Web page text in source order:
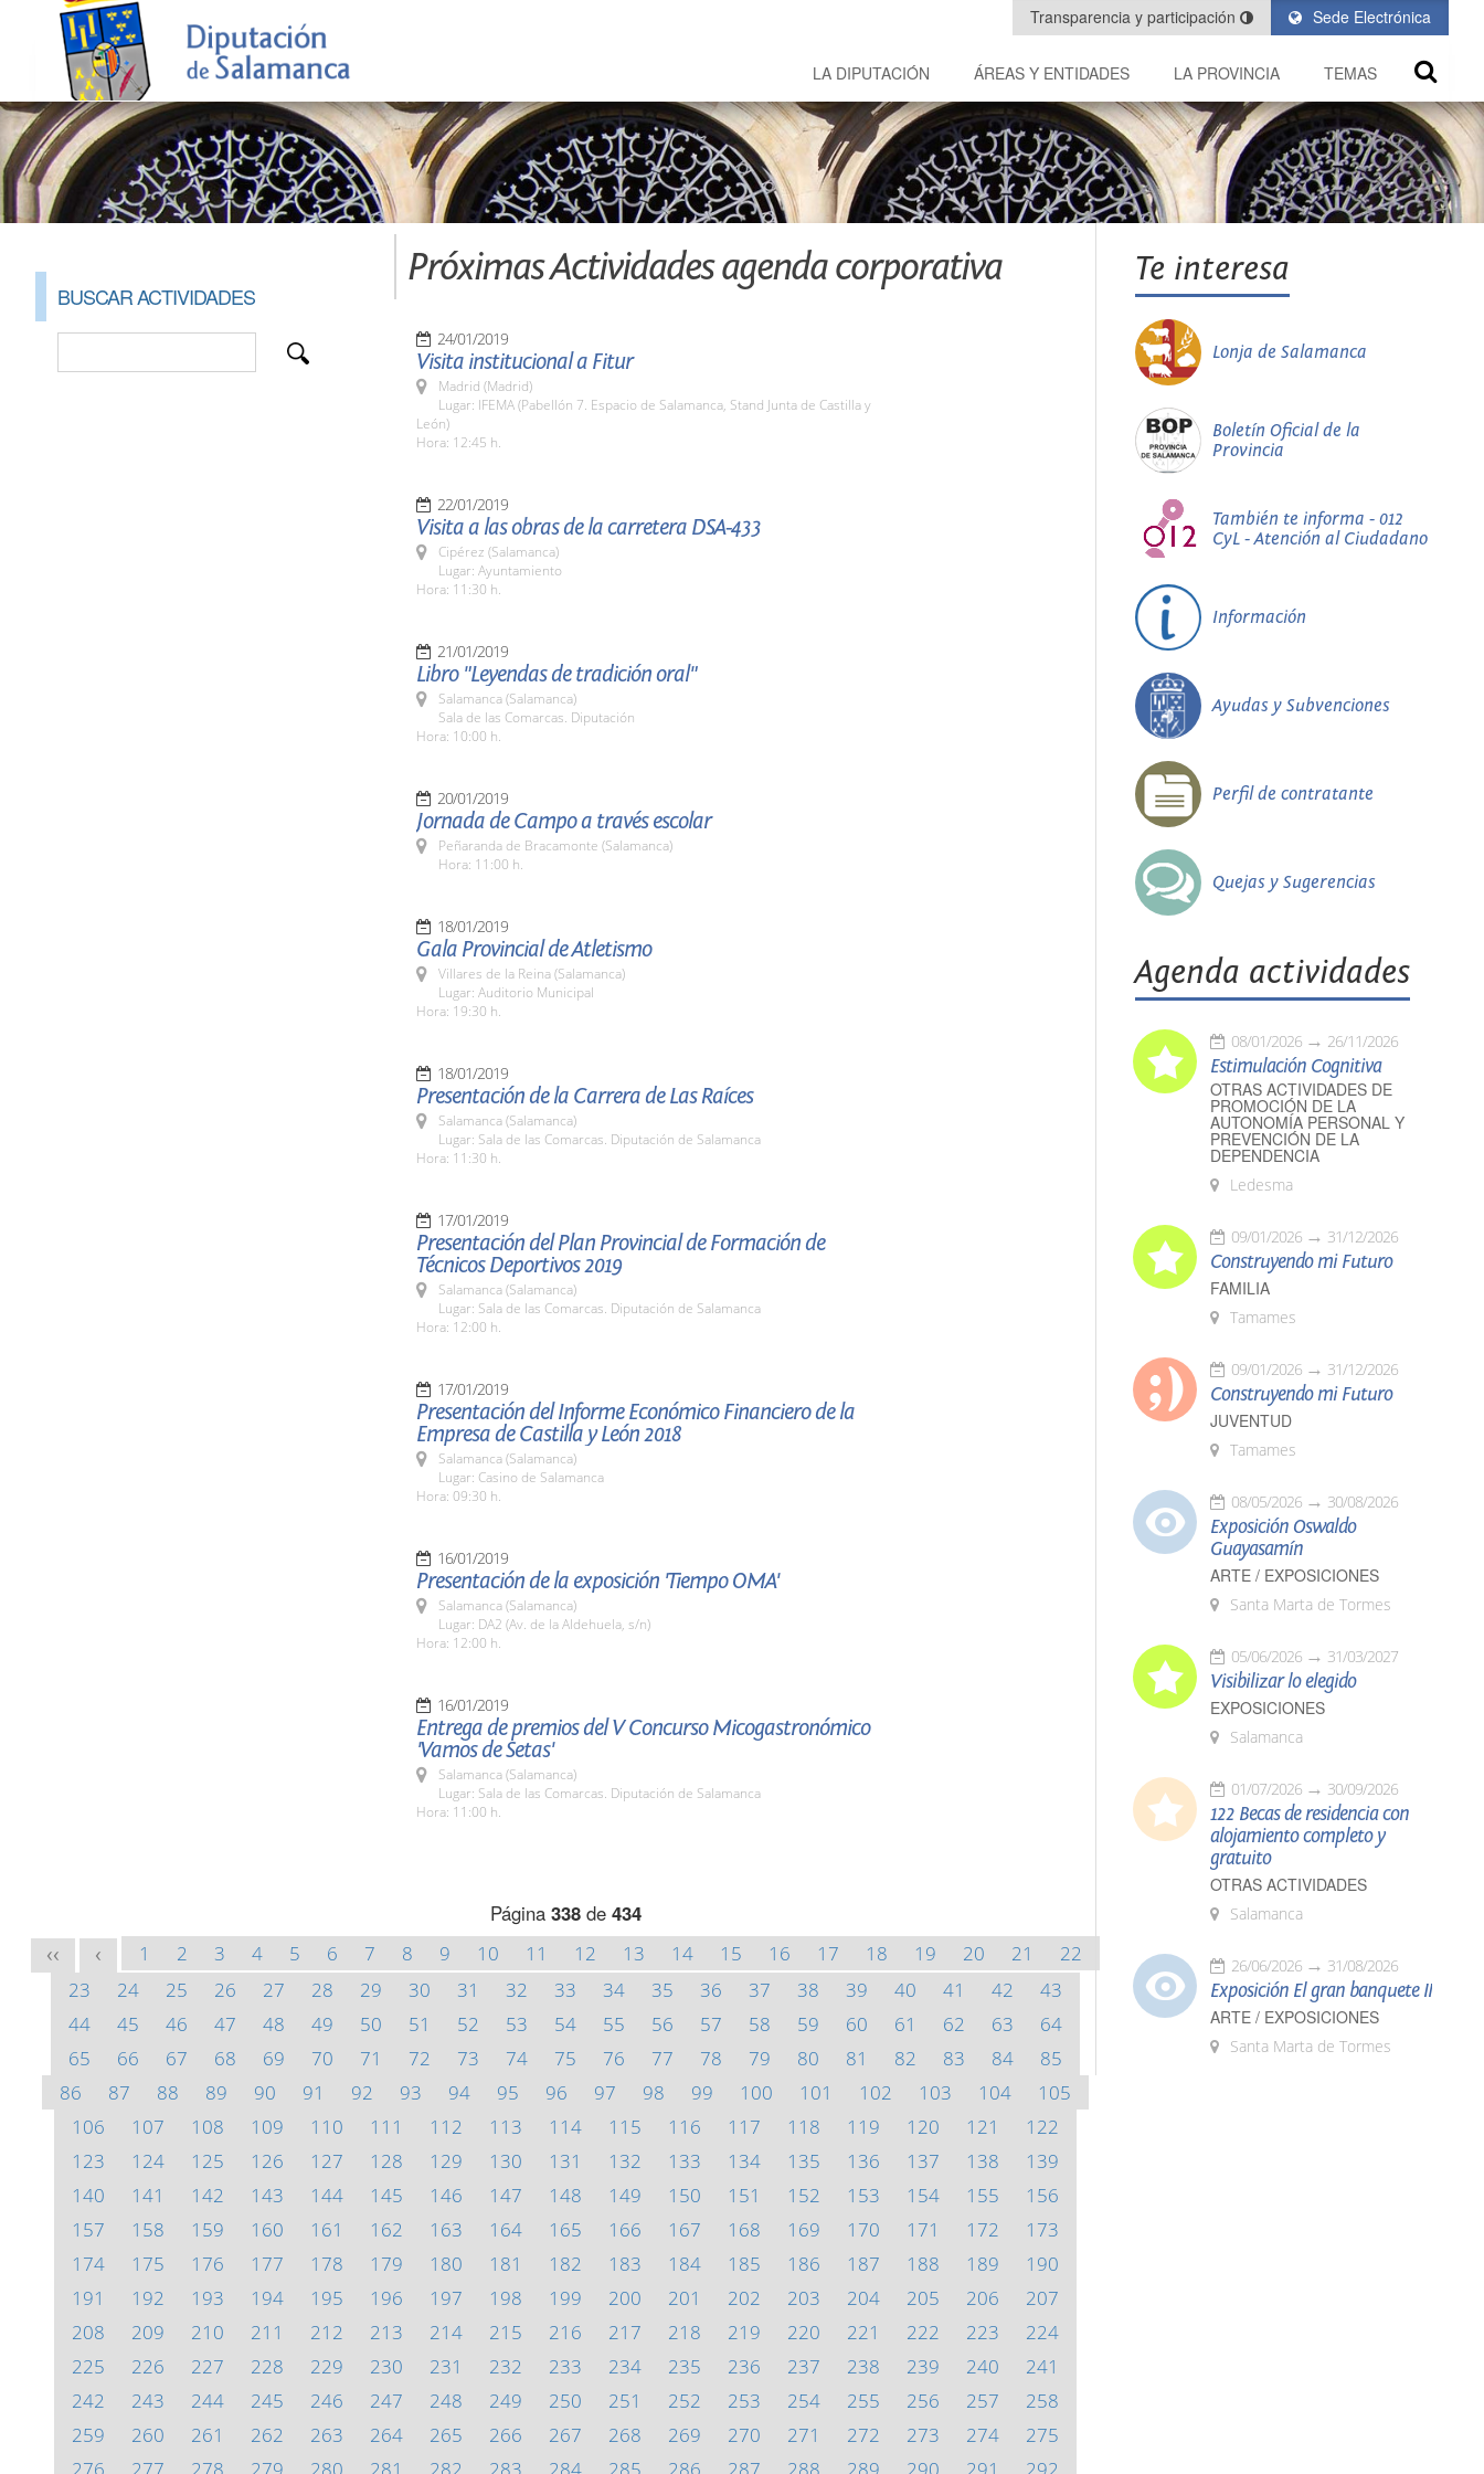
Sede Electrónica
Transparencia y participación
LA DIPUTACIÓN ÁREAS Y ENTIDADES LA PROVINCIA TEMAS
BUSCAR ACTIVIDADES
Próximas Actividades agenda corporativa
24/01/2019
Visita institucional a Fitur
Madrid (Madrid)
Lugar: IFEMA (Pabellón 7. Espacio de Salamanca, Stand Junta de Castilla y
León)
Hora: 12:45 h.
22/01/2019
Visita a las obras de la carretera DSA-433
Cipérez (Salamanca)
Lugar: Ayuntamiento
Hora: 11:30 h.
21/01/2019
Libro "Leyendas de tradición oral"
Salamanca (Salamanca)
Sala de las Comarcas. Diputación
Hora: 10:00 h.
20/01/2019
Jornada de Campo a través escolar
Peñaranda de Bracamonte (Salamanca)
Hora: 11:00 h.
18/01/2019
Gala Provincial de Atletismo
Villares de la Reina (Salamanca)
Lugar: Auditorio Municipal
Hora: 19:30 h.
18/01/2019
Presentación de la Carrera de Las Raíces
Salamanca (Salamanca)
Lugar: Sala de las Comarcas. Diputación de Salamanca
Hora: 11:30 h.
17/01/2019
Presentación del Plan Provincial de Formación de
Técnicos Deportivos 2019
Salamanca (Salamanca)
Lugar: Sala de las Comarcas. Diputación de Salamanca
Hora: 12:00 h.
17/01/2019
Presentación del Informe Económico Financiero de la
Empresa de Castilla y León 2018
Salamanca (Salamanca)
Lugar: Casino de Salamanca
Hora: 09:30 h.
16/01/2019
Presentación de la exposición 'Tiempo OMA'
Salamanca (Salamanca)
Lugar: DA2 (Av. de la Aldehuela, s/n)
Hora: 12:00 h.
16/01/2019
Entrega de premios del V Concurso Micogastronómico
'Vamos de Setas'
Salamanca (Salamanca)
Lugar: Sala de las Comarcas. Diputación de Salamanca
Hora: 11:00 h.
Página 338de 434
<< < 1 2 3 4 5 6 7 8 9 10 11 12 13 14 15 16 17 18 19 20 21
22
23
24 25 26 27 28 29 30 31 32 33 34 35 36 37 38 39 40 41 42
43
44
45 46 47 48 49 50 51 52 53 54 55 56 57 58 59 60 61 62 63
64
65
66 67 68 69 70 71 72 73 74 75 76 77 78 79 80 81 82 83 84
85
86
87 88 89 90 91 92 93 94 95 96 97 98 99 100 101 102 103 104
105
106
107 108 109 110 111 112 113 114 115 116 117 118 119 120 121
122
123
124 125 126 127 128 129 130 131 132 133 134 135 136 137 138
139
140
141 142 143 144 145 146 147 148 149 150 151 152 153 154 155
156
157
158 159 160 161 162 163 164 165 166 167 168 169 170 171 172
173
174
175 176 177 178 179 180 181 182 183 184 185 186 187 188 189
190
191
192 193 194 195 196 197 198 199 200 201 202 203 204 205 206
207
208
209 210 211 212 213 214 215 216 217 218 219 220 221 222 223
224
225
226 227 228 229 230 231 232 233 234 235 236 237 238 239 240
241
242
243 244 245 246 247 248 249 250 251 252 253 254 255 256 257
258
259
260 261 262 263 264 265 266 267 268 269 270 271 272 273 274
275
Te interesa
Lonja de Salamanca
Boletín Oficial de la
Provincia
También te informa - 012
CyL - Atención al Ciudadano
Información
Ayudas y Subvenciones
Perfil de contratante
Quejas y Sugerencias
Agenda actividades
08/01/2026 26/11/2026
Estimulación Cognitiva
OTRAS ACTIVIDADES DE
PROMOCIÓN DE LA
AUTONOMÍA PERSONAL Y
PREVENCIÓN DE LA
DEPENDENCIA
Ledesma
09/01/2026 31/12/2026
Construyendo mi Futuro
FAMILIA
Tamames
09/01/2026 31/12/2026
Construyendo mi Futuro
JUVENTUD
Tamames
08/05/2026 30/08/2026
Exposición Oswaldo
Guayasamín
ARTE / EXPOSICIONES
Santa Marta de Tormes
05/06/2026 31/03/2027
Visibilizar lo elegido
EXPOSICIONES
Salamanca
01/07/2026 30/09/2026
122 Becas de residencia con
alojamiento completo y
gratuito
OTRAS ACTIVIDADES
Salamanca
26/06/2026 31/08/2026
Exposición El gran banquete II
ARTE / EXPOSICIONES
Santa Marta de Tormes